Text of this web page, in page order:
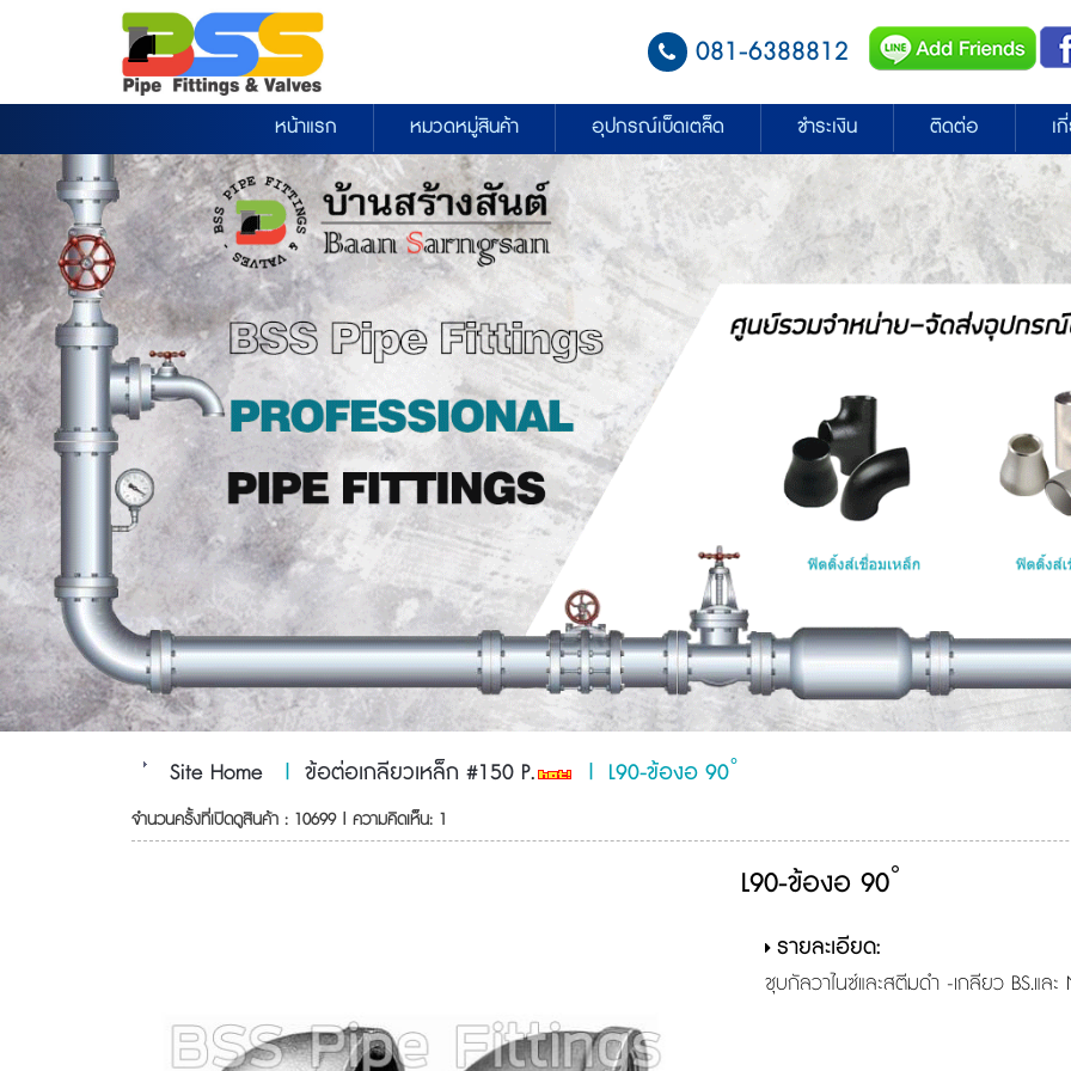
081-6388812
หน้าแรก หมวดหมู่สินค้า อุปกรณ์เบ็ดเตล็ด ชำระเงิน ติดต่อ เ
Site Home | ข้อต่อเกลียวเหล็ก #150 P. | L90-ข้องอ 90˚
จำนวนครั้งที่เปิดดูสินค้า : 10699 | ความคิดเห็น: 1
L90-ข้องอ 90˚
รายละเอียด:
ชุบกัลวาไนซ์และสตีมดำ -เกลียว BS.และ